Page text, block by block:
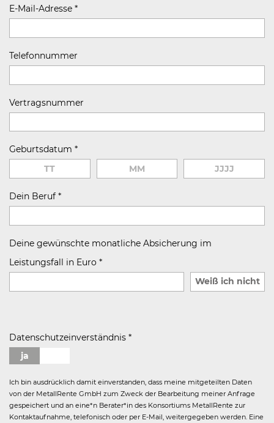
E-Mail-Adresse *
Telefonnummer
Vertragsnummer
Geburtsdatum *
Dein Beruf *
Deine gewünschte monatliche Absicherung im
Leistungsfall in Euro *
Weiß ich nicht
Datenschutzeinverständnis *
Ich bin ausdrücklich damit einverstanden, dass meine mitgeteilten Daten
von der MetallRente GmbH zum Zweck der Bearbeitung meiner Anfrage
gespeichert und an eine*n Berater*in des Konsortiums MetallRente zur
Kontaktaufnahme, telefonisch oder per E-Mail, weitergegeben werden. Eine